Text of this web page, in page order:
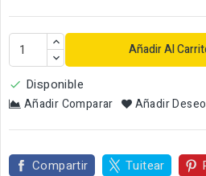
Añadir Al
 Disponible
Añadir Comparar Añadir
Compartir Tuitear